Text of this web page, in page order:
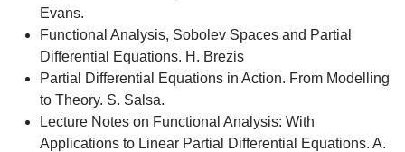
Evans.
Functional Analysis, Sobolev Spaces and Partial
Differential Equations. H. Brezis
Partial Differential Equations in Action. From Modelling
to Theory. S. Salsa.
Lecture Notes on Functional Analysis: With
Applications to Linear Partial Differential Equations. A.